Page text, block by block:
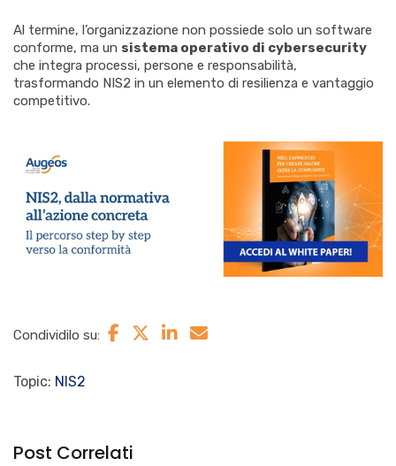
Al termine, l’organizzazione non possiede solo un software
conforme, ma un sistema operativo di cybersecurity
che integra processi, persone e responsabilità,
trasformando NIS2 in un elemento di resilienza e vantaggio
competitivo.
Condividilo su:
Topic: NIS2
Post Correlati